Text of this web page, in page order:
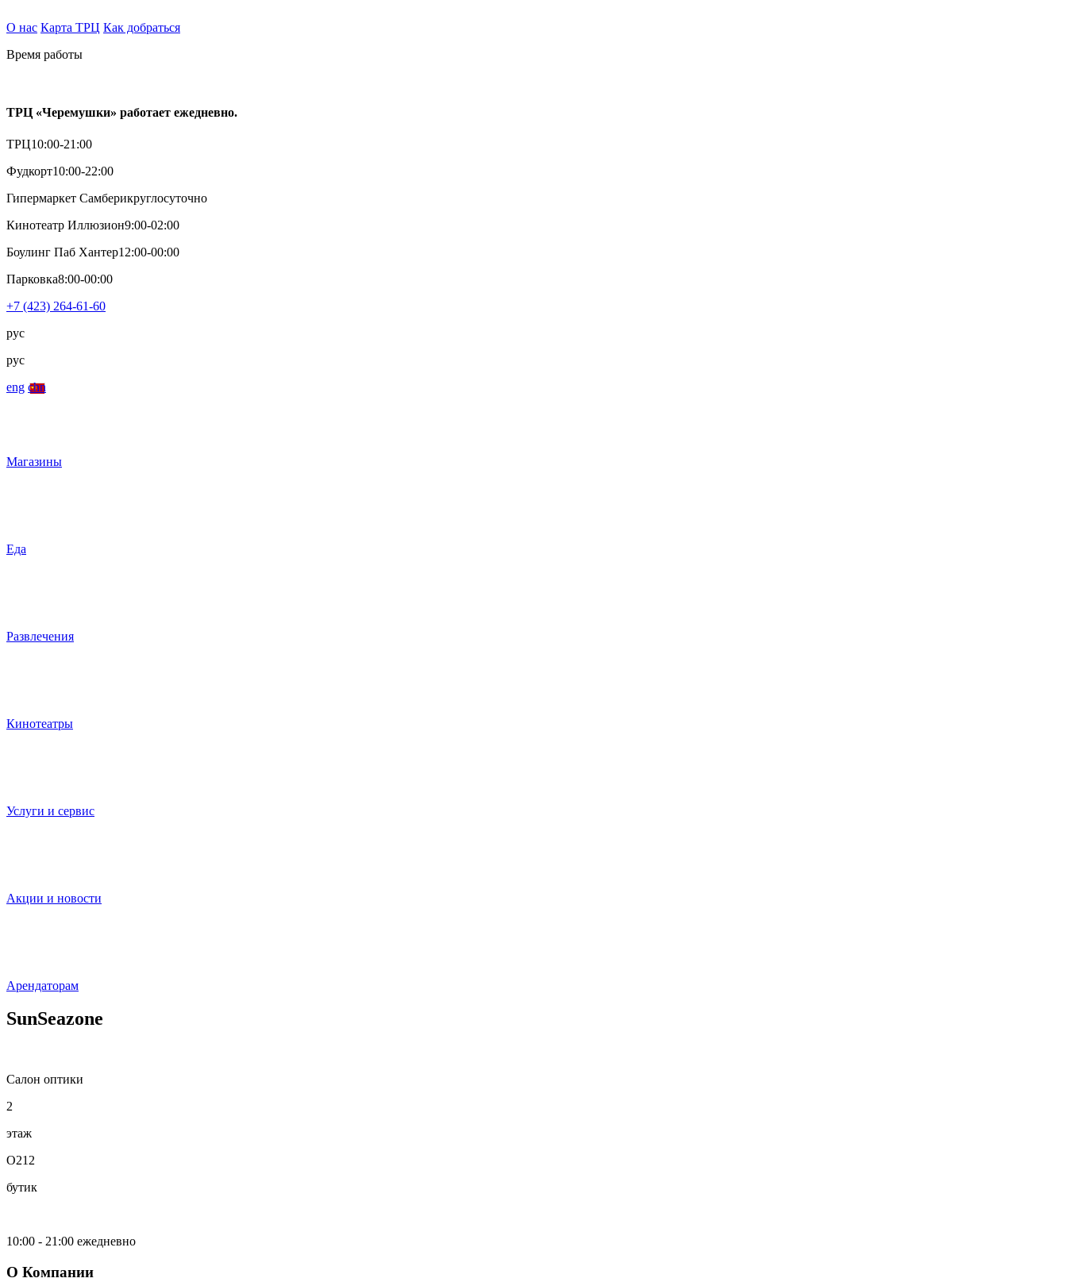
О нас Карта ТРЦ Как добраться
Время работы
ТРЦ «Черемушки» работает ежедневно.
ТРЦ10:00-21:00
Фудкорт10:00-22:00
Гипермаркет Самберикруглосуточно
Кинотеатр Иллюзион9:00-02:00
Боулинг Паб Хантер12:00-00:00
Парковка8:00-00:00
+7 (423) 264-61-60
рус
рус
eng chn
Магазины
Еда
Развлечения
Кинотеатры
Услуги и сервис
Акции и новости
Арендаторам
SunSeazone
Салон оптики
2
этаж
О212
бутик
10:00 - 21:00 ежедневно
О Компании